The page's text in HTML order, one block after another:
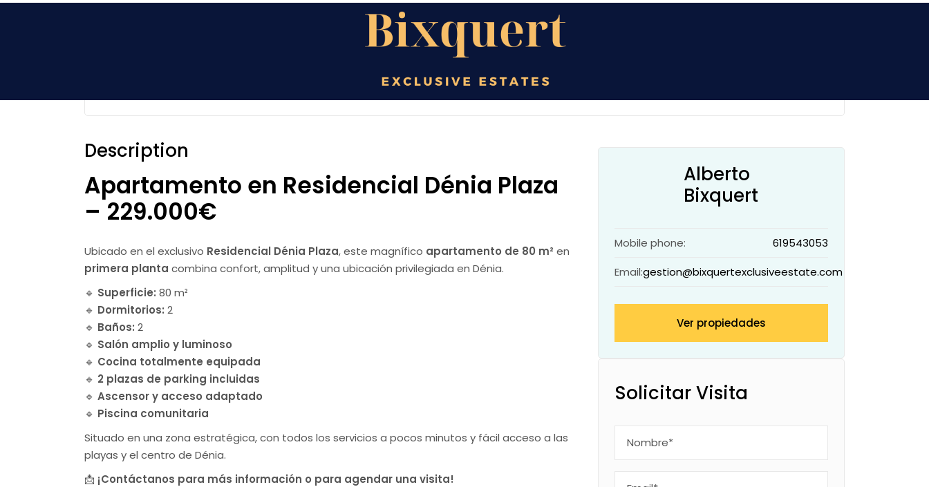
Skip
Se vende apartamento en
Description
Apartamento en Residencial Dénia Plaza
– 229.000€
Ubicado en el exclusivo Residencial Dénia Plaza, este magnífico apartamento de 80 m² en
primera planta combina confort, amplitud y una ubicación privilegiada en Dénia.
🔹 Superficie: 80 m²
🔹 Dormitorios: 2
🔹 Baños: 2
🔹 Salón amplio y luminoso
🔹 Cocina totalmente equipada
🔹 2 plazas de parking incluidas
🔹 Ascensor y acceso adaptado
🔹 Piscina comunitaria
Situado en una zona estratégica, con todos los servicios a pocos minutos y fácil acceso a las
playas y el centro de Dénia.
📩 ¡Contáctanos para más información o para agendar una visita!
Alberto
Bixquert
Mobile phone:
619543053
Email:gestion@bixquertexclusiveestate.com
Ver propiedades
Solicitar Visita